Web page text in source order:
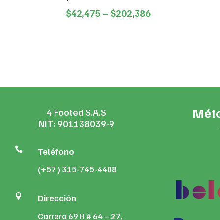
$42,475 – $202,386Price
4 Footed S.A.S
NIT: 901138039-9
 Teléfono
(+57 ) 315-745-4408
 Dirección
Carrera 69 H # 64 – 27,